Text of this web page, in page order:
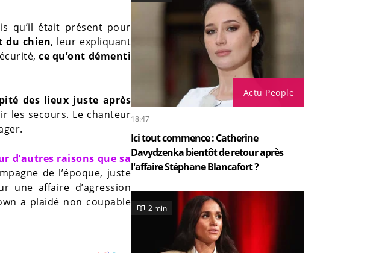
qu’il était présent pour
du chien, leur expliquant
ce qu’ont démenti
des lieux juste après
les secours. Le chanteur
d’autres raisons que sa
de l’époque, juste
une affaire d’agression
a plaidé non coupable
Actu People
18:47
Ici tout commence : Catherine
Davydzenka bientôt de retour après
l'affaire Stéphane Blancafort ?
2 min